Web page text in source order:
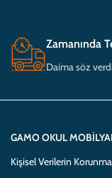
Zamanında
Daima söz
GAMO OKUL
Kişisel Verilerin